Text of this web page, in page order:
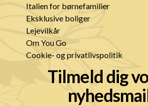
Italien for børnefamilier
Eksklusive boliger
Lejevilkår
Om You Go
Cookie- og privatlivspolitik
Tilmeld dig